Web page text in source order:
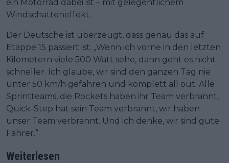
ein Motorrad dabei ist – mit gelegentlichem
Windschatteneffekt.
Der Deutsche ist überzeugt, dass genau das auf
Etappe 15 passiert ist. „Wenn ich vorne in den letzten
Kilometern viele 500 Watt sehe, dann geht es nicht
schneller. Ich glaube, wir sind den ganzen Tag nie
unter 50 km/h gefahren und komplett all out. Alle
Sprintteams, die Rockets haben ihr Team verbrannt,
Quick-Step hat sein Team verbrannt, wir haben
unser Team verbrannt. Und ich denke, wir sind gute
Fahrer.“
Weiterlesen